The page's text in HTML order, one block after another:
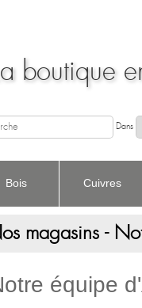
boutique
Dans
Bois Cuivres
magasins -
équipe